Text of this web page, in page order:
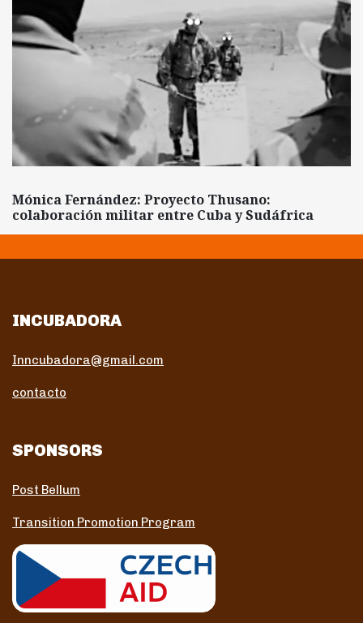
Mónica Fernández: Proyecto Thusano:
colaboración militar entre Cuba y Sudáfrica
INCUBADORA
Inncubadora@gmail.com
contacto
SPONSORS
Post Bellum
Transition Promotion Program